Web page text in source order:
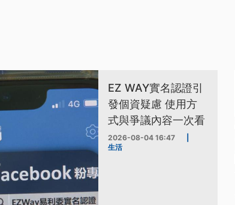
EZ WAY實名認證引
發個資疑慮 使用方
式與爭議內容一次看
2026-08-04 16:47
生活